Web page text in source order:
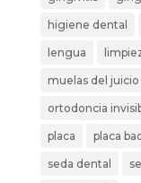
higiene dental
lengua
muelas del juicio
ortodoncia
placa placa
seda dental